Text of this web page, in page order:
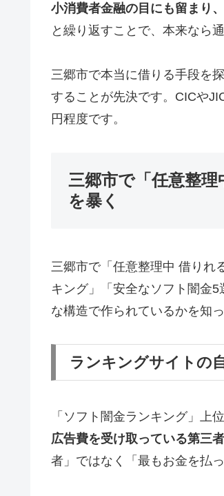
小消費者金融の目にも留まり
と繰り返すことで、本来なら
三郷市で本当に借りる手段を
することが先決です。CICや
円程度です。
三郷市で「任意整
を暴く
三郷市で「任意整理中 借りれ
キング」「安全なソフト闇金
な構造で作られているかを知
ランキングサイトの
「ソフト闇金ランキング」上
広告費を受け取っている第三者
者」ではなく「最もお金を払